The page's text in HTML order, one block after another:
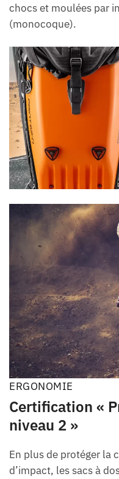
chocs et moulées par
(monocoque).
ERGONOMIE
Certification «
niveau 2 »
En plus de protéger la
d’impact, les sacs à